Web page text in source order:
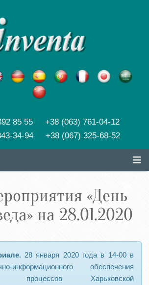
85 55 +38 (063) 761-04-12
34-94 +38 (067) 325-68-52
≡
«День
на 28.01.2020
28 января 2020 года в 14-00 в
информационного обеспечения
процессов Харьковской